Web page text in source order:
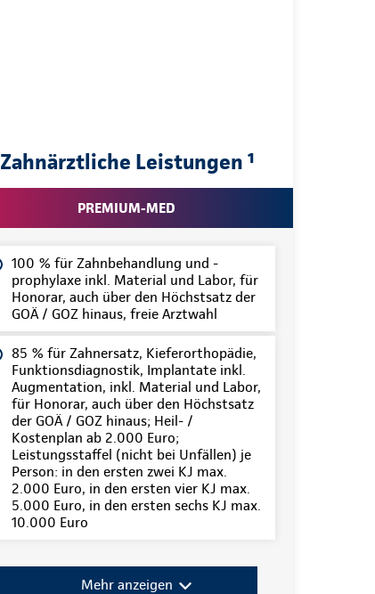
Zahnärztliche Leistungen ¹
PREMIUM-MED
100 % für Zahnbehandlung und -
prophylaxe inkl. Material und Labor, für
Honorar, auch über den Höchstsatz der
GOÄ / GOZ hinaus, freie Arztwahl
85 % für Zahnersatz, Kieferorthopädie,
Funktionsdiagnostik, Implantate inkl.
Augmentation, inkl. Material und Labor,
für Honorar, auch über den Höchstsatz
der GOÄ / GOZ hinaus; Heil- /
Kostenplan ab 2.000 Euro;
Leistungsstaffel (nicht bei Unfällen) je
Person: in den ersten zwei KJ max.
2.000 Euro, in den ersten vier KJ max.
5.000 Euro, in den ersten sechs KJ max.
10.000 Euro
Mehr anzeigen